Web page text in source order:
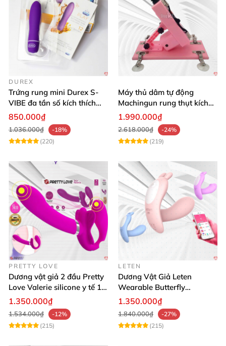
DUREX
Trứng rung mini Durex S-
VIBE đa tần số kích thích
điểm G
850.000₫
1.036.000₫
-18%
(220)
Máy thủ dâm tự động
Machingun rung thụt kích
thích âm đạo cực phê
1.990.000₫
2.618.000₫
-24%
(219)
PRETTY LOVE
Dương vật giả 2 đầu Pretty
Love Valerie silicone y tế 12
chế độ rung
1.350.000₫
1.534.000₫
-12%
(215)
LETEN
Dương Vật Giả Leten
Wearable Butterfly
Bluetooth Đa Năng
1.350.000₫
1.840.000₫
-27%
(215)